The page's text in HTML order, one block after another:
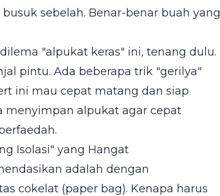
sebelah. Benar-benar buah yang
"alpukat keras" ini, tenang dulu.
pintu. Ada beberapa trik "gerilya"
ini mau cepat matang dan siap
menyimpan alpukat agar cepat
Isolasi" yang Hangat
adalah dengan
cokelat (paper bag). Kenapa harus